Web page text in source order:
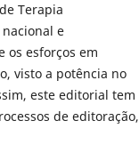
Terapia
e
os esforços em
visto a potência no
este editorial tem
de editoração,